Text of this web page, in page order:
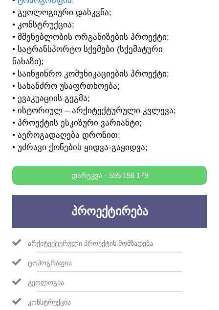
• ᲒᲔᲝᲚᲝᲒᲘᲣᲠᲘ ᲓᲐᲡᲙᲕᲜᲐ;
• ᲙᲝᲜᲡᲢᲠᲣᲥᲪᲘᲐ;
• ᲛᲨᲔᲜᲔᲑᲚᲝᲑᲘᲡ ᲝᲠᲒᲐᲜᲘᲖᲔᲑᲘᲡ ᲞᲠᲝᲔᲥᲢᲘ;
• ᲡᲐᲢᲠᲐᲜᲡᲞᲝᲠᲢᲝ ᲡᲥᲔᲛᲔᲑᲘ (ᲡᲥᲔᲛᲐᲢᲣᲠᲘ
ᲜᲐᲮᲐᲖᲘ);
• ᲡᲐᲘᲜᲟᲘᲜᲠᲝ ᲙᲝᲛᲣᲜᲘᲙᲐᲪᲘᲔᲑᲘᲡ ᲞᲠᲝᲔᲥᲢᲘ;
• ᲡᲐᲮᲐᲜᲫᲠᲝ ᲣᲡᲐᲤᲠᲗᲮᲝᲔᲑᲐ;
• ᲔᲕᲐᲙᲣᲐᲪᲘᲘᲡ ᲒᲔᲒᲛᲐ;
• ᲘᲡᲢᲝᲠᲘᲣᲚ – ᲐᲠᲥᲘᲢᲔᲥᲢᲣᲠᲣᲚᲘ ᲙᲕᲚᲔᲕᲐ;
• ᲞᲠᲝᲔᲥᲢᲘᲡ ᲔᲡᲙᲘᲖᲣᲠᲘ ᲕᲐᲠᲘᲐᲜᲢᲘ;
• ᲐᲔᲠᲝᲒᲐᲓᲐᲦᲔᲑᲐ ᲓᲠᲝᲜᲘᲗ;
• ᲣᲫᲠᲐᲕᲘ ᲥᲝᲜᲔᲑᲘᲡ ᲧᲘᲓᲕᲐ-ᲒᲐᲧᲘᲓᲕᲐ;
ᲓᲐᲠᲔᲙᲕᲐ - 595 156 179
ᲞᲠᲝᲔᲥᲢᲘᲠᲔᲑᲐ
ᲐᲠᲥᲘᲢᲔᲥᲢᲣᲠᲣᲚᲘ ᲞᲠᲝᲔᲥᲢᲘᲡ ᲛᲝᲛᲖᲐᲓᲔᲑᲐ
ᲢᲝᲞᲝᲒᲠᲐᲤᲘᲐ
ᲒᲔᲝᲚᲝᲒᲘᲐ
ᲙᲝᲜᲡᲢᲠᲣᲥᲪᲘᲐ